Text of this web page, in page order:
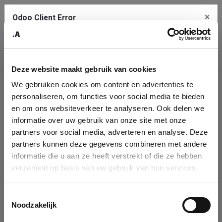
Deze website maakt gebruik van cookies
We gebruiken cookies om content en advertenties te
personaliseren, om functies voor social media te bieden
en om ons websiteverkeer te analyseren. Ook delen we
informatie over uw gebruik van onze site met onze
partners voor social media, adverteren en analyse. Deze
partners kunnen deze gegevens combineren met andere
informatie die u aan ze heeft verstrekt of die ze hebben
verzameld op basis van uw gebruik van hun services.
Noodzakelijk
Company
Identification
Please fill in your company details
You can search a company in our database by name, VAT or
enterprise ID. When a company is selected it will auto-complete the
form. If you don't find your company in our database, you can create
Odoo Client Error ×
service.
See details
Ok